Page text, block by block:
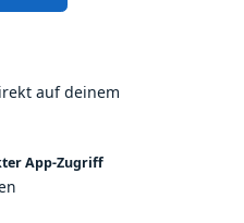
auf deinem
App-Zugriff